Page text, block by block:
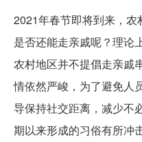
2021年春节即将到来，农
是否还能走亲戚呢？理论
农村地区并不提倡走亲戚
情依然严峻，为了避免人
导保持社交距离，减少不
期以来形成的习俗有所冲